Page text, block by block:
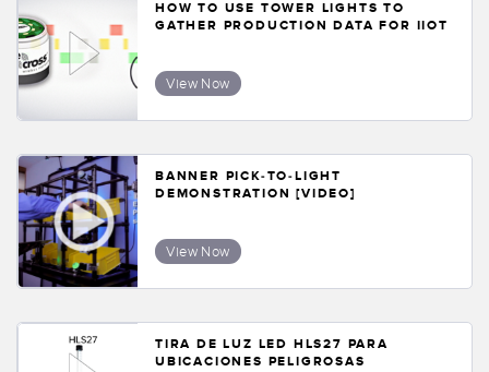
HOW TO USE TOWER LIGHTS TO
GATHER PRODUCTION DATA FOR IIOT
View Now
BANNER PICK-TO-LIGHT
DEMONSTRATION [VIDEO]
View Now
TIRA DE LUZ LED HLS27 PARA
UBICACIONES PELIGROSAS